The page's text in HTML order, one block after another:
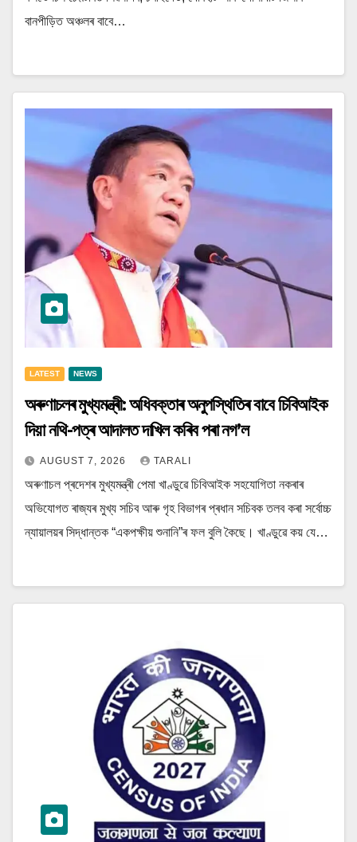
বানপীড়িত অঞ্চলৰ বাবে…
LATEST NEWS
অৰুণাচলৰ মুখ্যমন্ত্ৰী: অধিবক্তাৰ অনুপস্থিতিৰ বাবে চিবিআইক
দিয়া নথি-পত্ৰ আদালত দাখিল কৰিব পৰা নগ’ল
AUGUST 7, 2026 TARALI
অৰুণাচল প্ৰদেশৰ মুখ্যমন্ত্ৰী পেমা খাণ্ডুৱে চিবিআইক সহযোগিতা নকৰাৰ
অভিযোগত ৰাজ্যৰ মুখ্য সচিব আৰু গৃহ বিভাগৰ প্ৰধান সচিবক তলব কৰা সৰ্বোচ্চ
ন্যায়ালয়ৰ সিদ্ধান্তক “একপক্ষীয় শুনানি”ৰ ফল বুলি কৈছে। খাণ্ডুৱে কয় যে…